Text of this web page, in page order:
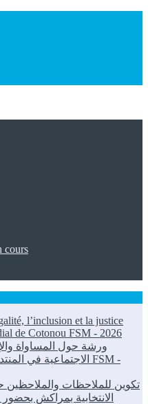
cours
l’inclusion et la justice
de Cotonou FSM - 2026
ورشة حول المساواة
FSM -
تكوين للملاحظات والملاحظين
الانتخابية بمراكش